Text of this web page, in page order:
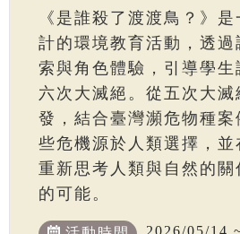
《是誰殺了渡渡鳥？》
計的環境教育活動，透
索與角色體驗，引導學
六次大滅絕。從五次大滅
發，結合臺灣瀕危物種
些危機源於人類選擇，並
重新思考人類與自然的
的可能。